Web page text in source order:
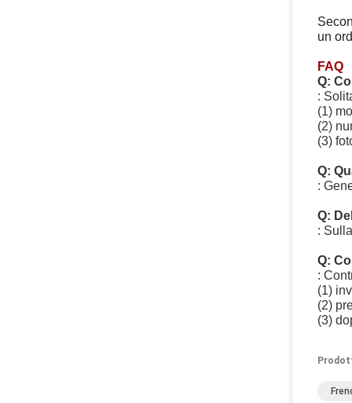
un
FAQ
Q:
:
(1)
(2)
(3)
Q:
:
Q:
:
Q:
:
(1)
(2)
(3)